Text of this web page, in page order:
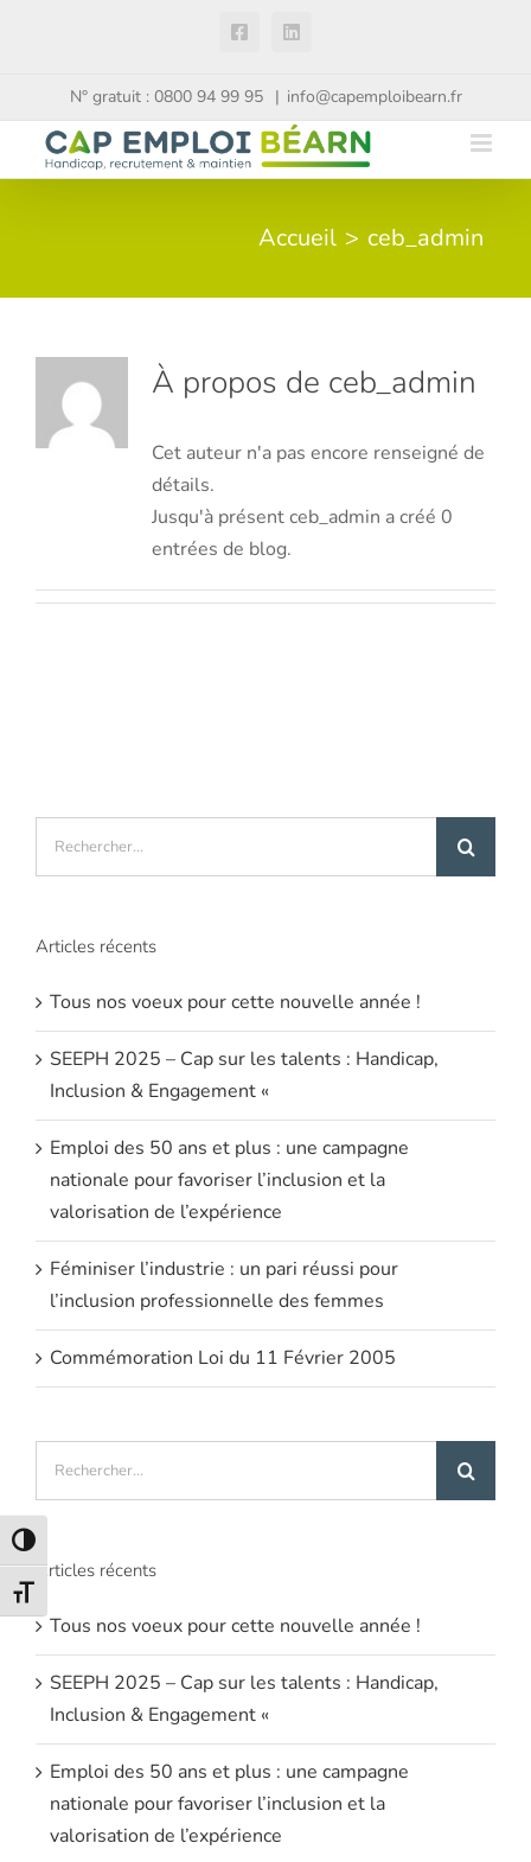
Passer en contraste élevé
Changer la taille de la police
FacebookLinkedIn
N° gratuit : 0800 94 99 95 | info@capemploibearn.fr
Accueil ceb_admin
À propos de ceb_admin
Cet auteur n'a pas encore renseigné de
détails.
Jusqu'à présent ceb_admin a créé 0
entrées de blog.
Articles récents
Tous nos voeux pour cette nouvelle année !
SEEPH 2025 – Cap sur les talents : Handicap,
Inclusion & Engagement «
Emploi des 50 ans et plus : une campagne
nationale pour favoriser l’inclusion et la
valorisation de l’expérience
Féminiser l’industrie : un pari réussi pour
l’inclusion professionnelle des femmes
Commémoration Loi du 11 Février 2005
Articles récents
Tous nos voeux pour cette nouvelle année !
SEEPH 2025 – Cap sur les talents : Handicap,
Inclusion & Engagement «
Emploi des 50 ans et plus : une campagne
nationale pour favoriser l’inclusion et la
valorisation de l’expérience